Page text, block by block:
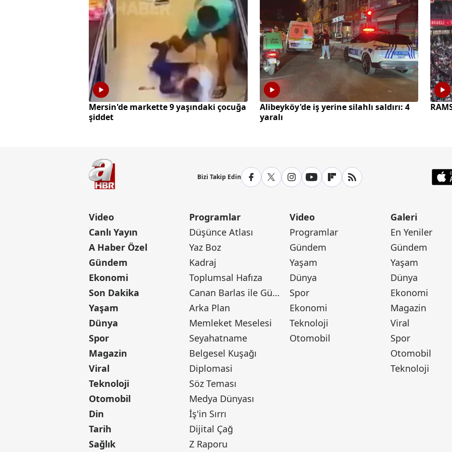
Mersin'de markette 9 yaşındaki çocuğa
şiddet
Alibeyköy'de iş yerine silahlı saldırı: 4
yaralı
Bizi Takip Edin
Video
Canlı Yayın
A Haber Özel
Gündem
Ekonomi
Son Dakika
Yaşam
Dünya
Spor
Magazin
Viral
Teknoloji
Otomobil
Din
Tarih
Sağlık
Programlar
Düşünce Atlası
Yaz Boz
Kadraj
Toplumsal Hafıza
Canan Barlas ile Gündem
Arka Plan
Memleket Meselesi
Seyahatname
Belgesel Kuşağı
Diplomasi
Söz Teması
Medya Dünyası
İş'in Sırrı
Dijital Çağ
Z Raporu
Video
Programlar
Gündem
Yaşam
Dünya
Spor
Ekonomi
Teknoloji
Otomobil
Galeri
En Yeniler
Gündem
Yaşam
Dünya
Ekonomi
Magazin
Viral
Spor
Otomobil
Teknoloji